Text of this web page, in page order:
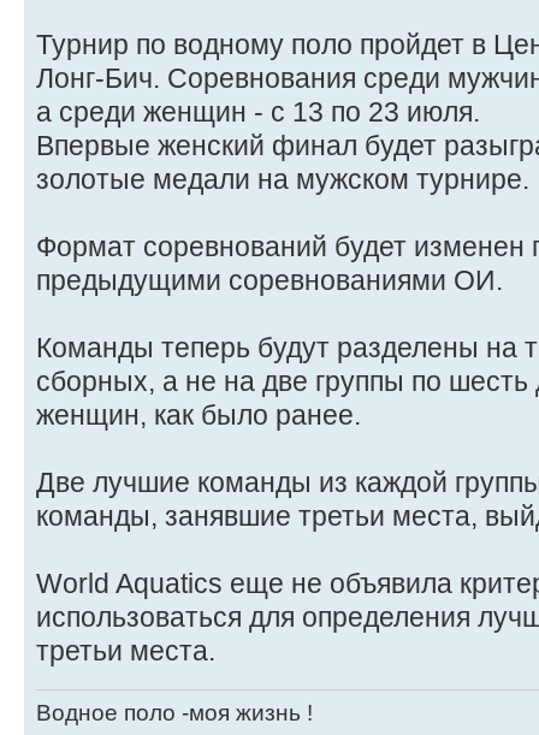
Турнир по водному поло пройдет в
Лонг-Бич. Соревнования среди
а среди женщин - с 13 по 23 июля.
Впервые женский финал будет
золотые медали на мужском турнире.
Формат соревнований будет изменен
предыдущими соревнованиями ОИ.
Команды теперь будут разделены на
сборных, а не на две группы по
женщин, как было ранее.
Две лучшие команды из каждой
команды, занявшие третьи места,
World Aquatics еще не объявила
использоваться для определения
третьи места.
Водное поло -моя жизнь !